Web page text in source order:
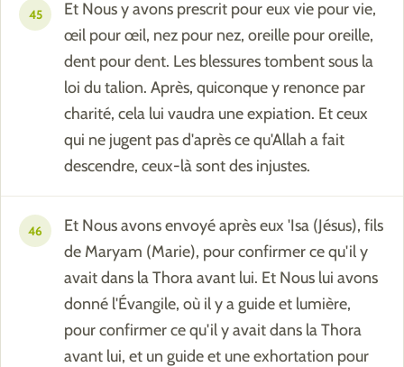
45
Et Nous y avons prescrit pour eux vie pour vie,
œil pour œil, nez pour nez, oreille pour oreille,
dent pour dent. Les blessures tombent sous la
loi du talion. Après, quiconque y renonce par
charité, cela lui vaudra une expiation. Et ceux
qui ne jugent pas d'après ce qu'Allah a fait
descendre, ceux-là sont des injustes.
46
Et Nous avons envoyé après eux 'Isa (Jésus), fils
de Maryam (Marie), pour confirmer ce qu'il y
avait dans la Thora avant lui. Et Nous lui avons
donné l'Évangile, où il y a guide et lumière,
pour confirmer ce qu'il y avait dans la Thora
avant lui, et un guide et une exhortation pour